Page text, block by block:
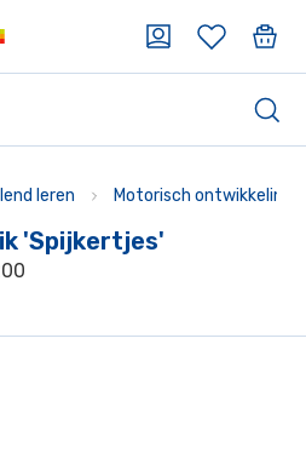
leren Motorisch
'Spijkertjes'